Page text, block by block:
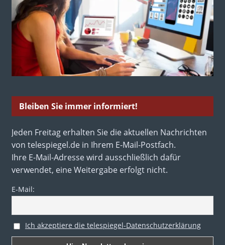
Bleiben Sie immer informiert!
Jeden Freitag erhalten Sie die aktuellen Nachrichten
von telespiegel.de in Ihrem E-Mail-Postfach.
Ihre E-Mail-Adresse wird ausschließlich dafür
verwendet, eine Weitergabe erfolgt nicht.
E-Mail:
Ich akzeptiere die telespiegel-Datenschutzerklärung